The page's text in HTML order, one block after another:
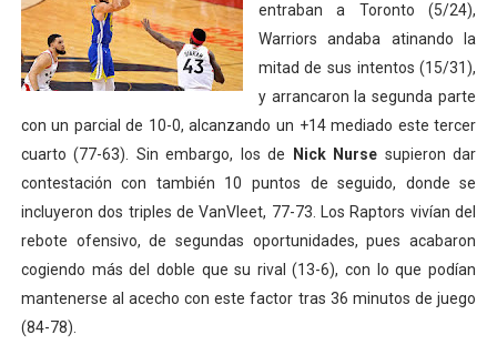
entraban a Toronto (5/24),
Warriors andaba atinando la
mitad de sus intentos (15/31),
y arrancaron la segunda parte
con un parcial de 10-0, alcanzando un +14 mediado este tercer
cuarto (77-63). Sin embargo, los de
Nick Nurse supieron dar
contestación con también 10 puntos de seguido, donde se
incluyeron dos triples de VanVleet, 77-73. Los Raptors vivían del
rebote ofensivo, de segundas oportunidades, pues acabaron
cogiendo más del doble que su rival (13-6), con lo que podían
mantenerse al acecho con este factor tras 36 minutos de juego
(84-78).